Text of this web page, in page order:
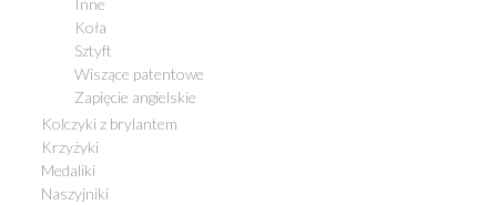
Koła
Sztyft
Wiszące patentowe
Zapięcie angielskie
Kolczyki z brylantem
Krzyżyki
Medaliki
Naszyjniki